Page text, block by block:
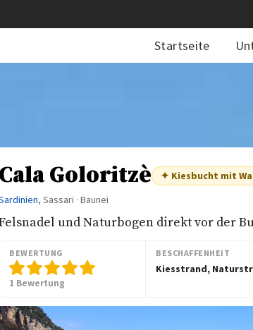
Startseite
Cala Goloritzè ✦ Kiesbucht mit
, Sassari · Baunei
und Naturbogen direkt vor der
BEWERTUNG
1 Bewertung
BESCHAFFENHEIT
Kiesstrand,